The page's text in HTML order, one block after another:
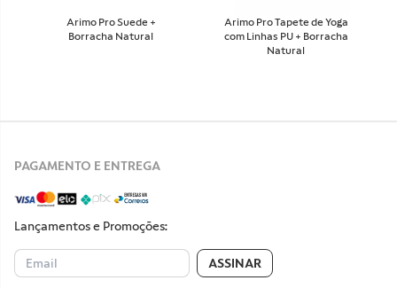
Arimo Pro Suede +
Borracha Natural
Arimo Pro Tapete de Yoga
com Linhas PU + Borracha
Natural
PAGAMENTO E ENTREGA
Lançamentos e Promoções:
ASSINAR